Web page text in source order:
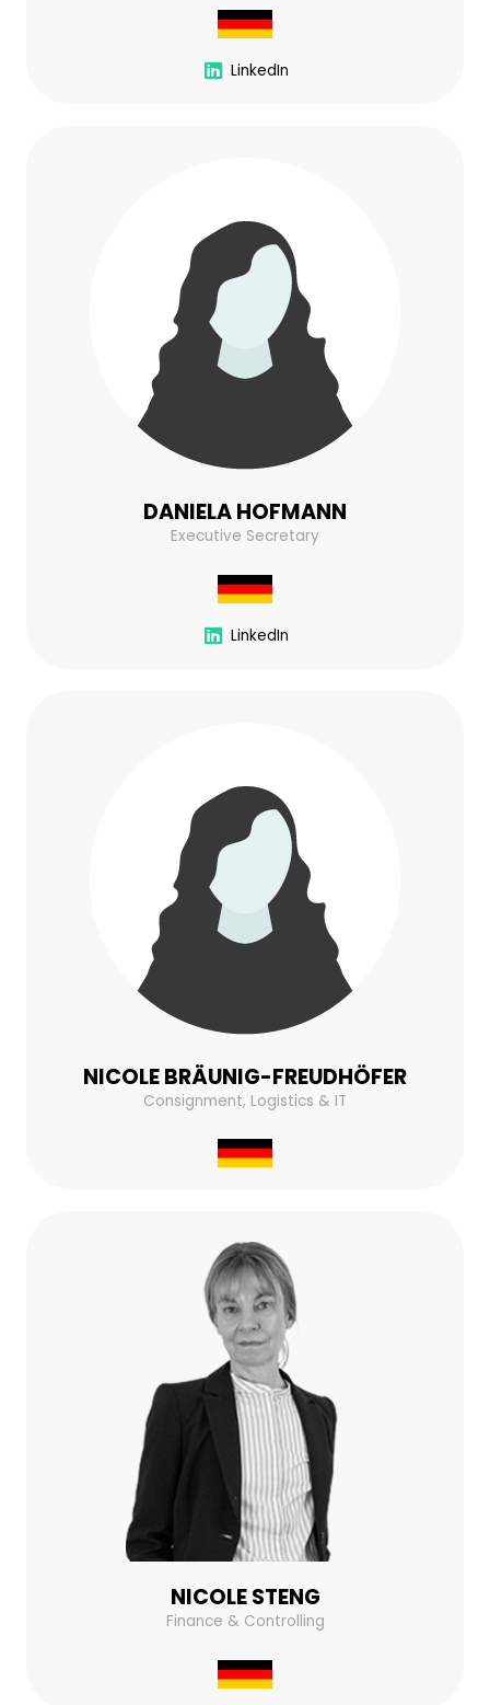
LinkedIn
DANIELA HOFMANN
Executive Secretary
LinkedIn
NICOLE BRÄUNIG-FREUDHÖFER
Consignment, Logistics & IT
NICOLE STENG
Finance & Controlling